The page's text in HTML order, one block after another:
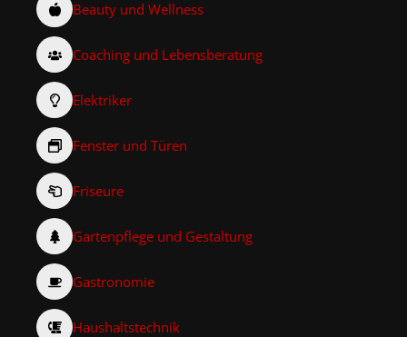
Beauty und Wellness
Coaching und Lebensberatung
Elektriker
Fenster und Türen
Friseure
Gartenpflege und Gestaltung
Gastronomie
Haushaltstechnik